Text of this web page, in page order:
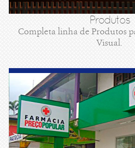
Produtos
Completa linha de Produtos
Visual.